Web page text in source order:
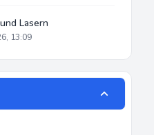
Lasern
13:09